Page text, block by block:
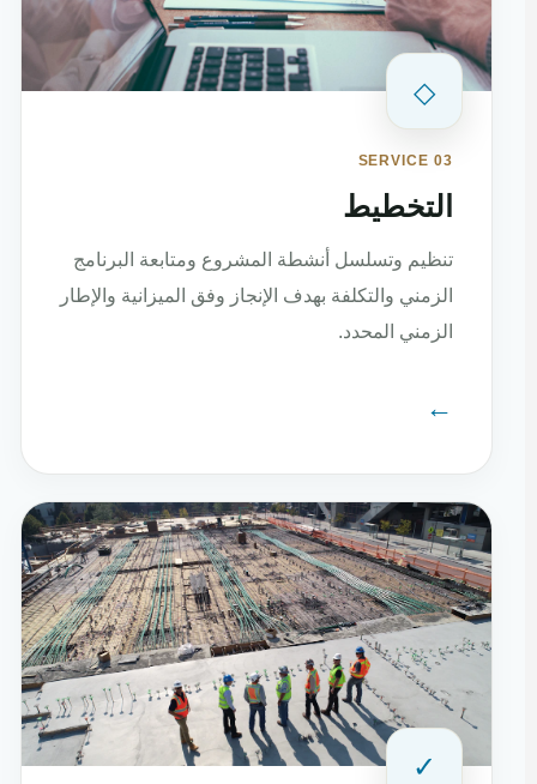
◇
SERVICE 03
التخطيط
تنظيم وتسلسل أنشطة المشروع ومتابعة البرنامج
الزمني والتكلفة بهدف الإنجاز وفق الميزانية والإطار
الزمني المحدد.
←
✓